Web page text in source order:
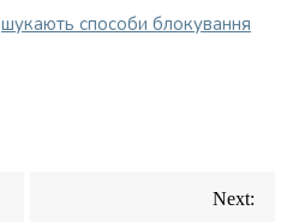
шукають способи блокування
Next: